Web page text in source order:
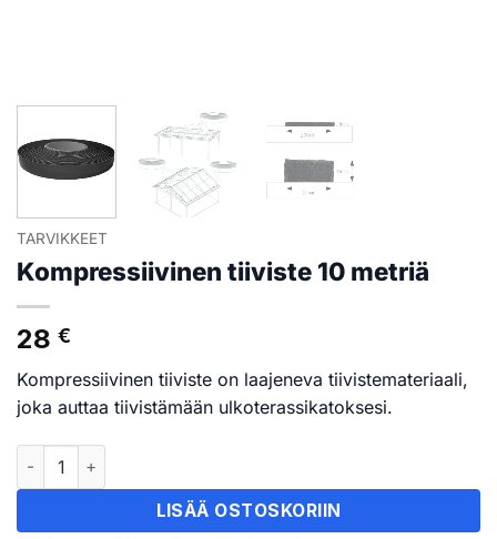
TARVIKKEET
Kompressiivinen tiiviste 10 metriä
28 €
Kompressiivinen tiiviste on laajeneva tiivistemateriaali,
joka auttaa tiivistämään ulkoterassikatoksesi.
Kompressiivinen tiiviste 10 metriä määrä
LISÄÄ OSTOSKORIIN